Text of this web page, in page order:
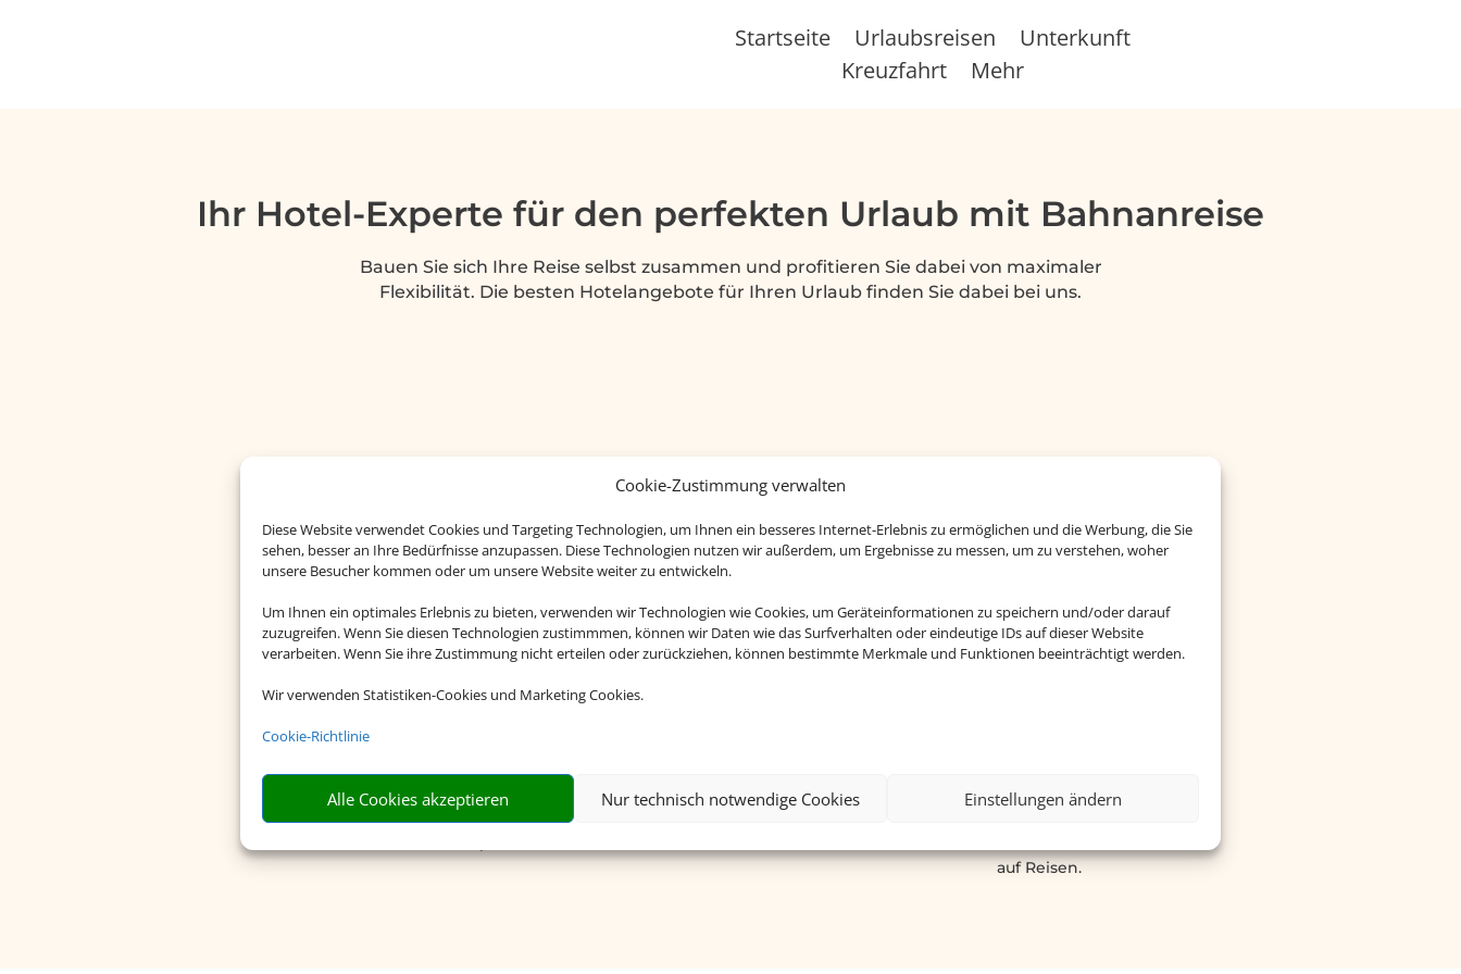
Cookie-Zustimmung verwalten
Diese Website verwendet Cookies und Targeting Technologien, um Ihnen ein besseres Internet-Erlebnis zu ermöglichen und die Werbung, die Sie
sehen, besser an Ihre Bedürfnisse anzupassen. Diese Technologien nutzen wir außerdem, um Ergebnisse zu messen, um zu verstehen, woher
unsere Besucher kommen oder um unsere Website weiter zu entwickeln.
Um Ihnen ein optimales Erlebnis zu bieten, verwenden wir Technologien wie Cookies, um Geräteinformationen zu speichern und/oder darauf
zuzugreifen. Wenn Sie diesen Technologien zustimmmen, können wir Daten wie das Surfverhalten oder eindeutige IDs auf dieser Website
verarbeiten. Wenn Sie ihre Zustimmung nicht erteilen oder zurückziehen, können bestimmte Merkmale und Funktionen beeinträchtigt werden.
Wir verwenden Statistiken-Cookies und Marketing Cookies.
Cookie-Richtlinie
Alle Cookies akzeptieren Nur technisch notwendige Cookies Einstellungen ändern
Startseite Urlaubsreisen
Unterkunft
Kreuzfahrt
Mehr
Ihr Hotel-Experte für den perfekten Urlaub mit Bahnanreise
Bauen Sie sich Ihre Reise selbst zusammen und profitieren Sie dabei von maximaler
Flexibilität. Die besten Hotelangebote für Ihren Urlaub finden Sie dabei bei uns.
Riesige Auswahl
Wählen Sie aus einer großen
auf Reisen.